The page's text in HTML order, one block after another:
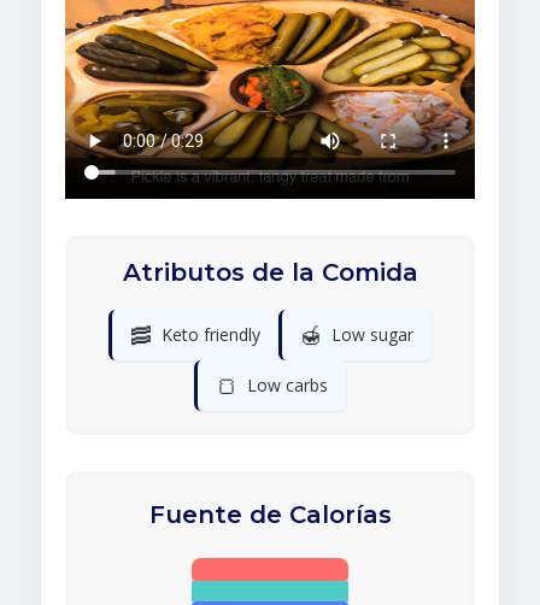
Atributos de la Comida
🥓 Keto friendly 🍯 Low sugar
🍞 Low carbs
Fuente de Calorías